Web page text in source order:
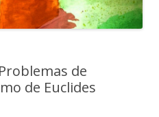
de
de Euclides